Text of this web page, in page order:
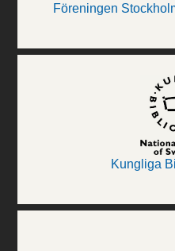
Föreningen
Kungliga